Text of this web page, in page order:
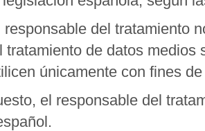
responsable del tratamiento
tratamiento de datos
únicamente con fines
el responsable del